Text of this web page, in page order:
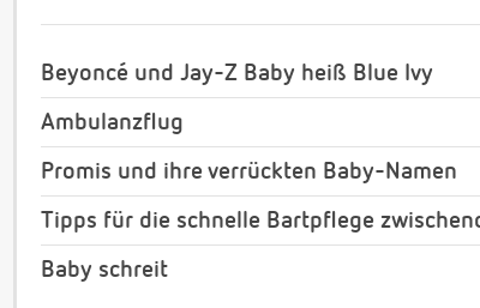
Beyoncé und Jay-Z Baby heiß Blue Ivy
Ambulanzflug
Promis und ihre verrückten Baby-Namen
Tipps für die schnelle Bartpflege
Baby schreit